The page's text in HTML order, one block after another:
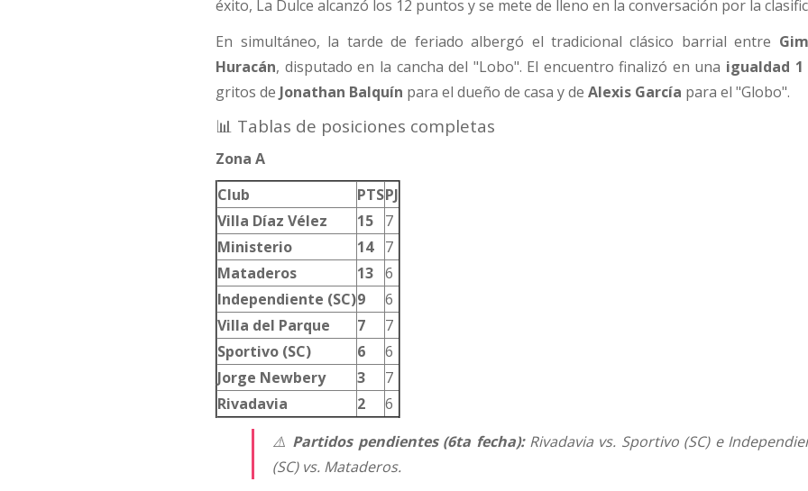
éxito, La Dulce alcanzó los 12 puntos y se mete de lleno en la conversación por la
En simultáneo, la tarde de feriado albergó el tradicional clásico barrial entre
Huracán, disputado en la cancha del "Lobo". El encuentro finalizó en una igualdad 1
gritos de Jonathan Balquín para el dueño de casa y deAlexis García para el "Globo".
📊 Tablas de posiciones completas
Zona A
Club
PTSPJ
Villa Díaz Vélez
15
7
Ministerio
14
7
Mataderos
13
6
Independiente (SC)9
6
Villa del Parque
7
7
Sportivo (SC)
6
6
Jorge Newbery
3
7
Rivadavia
2
6
⚠️ Partidos pendientes (6ta fecha):Rivadavia vs. Sportivo (SC) e
(SC) vs. Mataderos.